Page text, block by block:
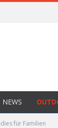
NEWS
für Familien